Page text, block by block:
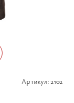
Артикул: 2102